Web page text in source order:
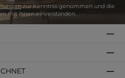
zur Kenntnis genommen und die
mit ihnen einverstanden.